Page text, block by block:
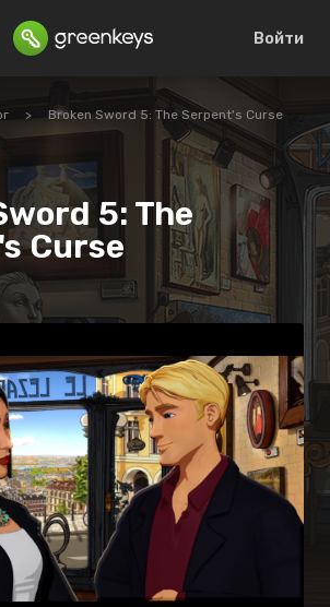
Войти
> Broken Sword 5: The Serpent's Curse
5: The
Curse